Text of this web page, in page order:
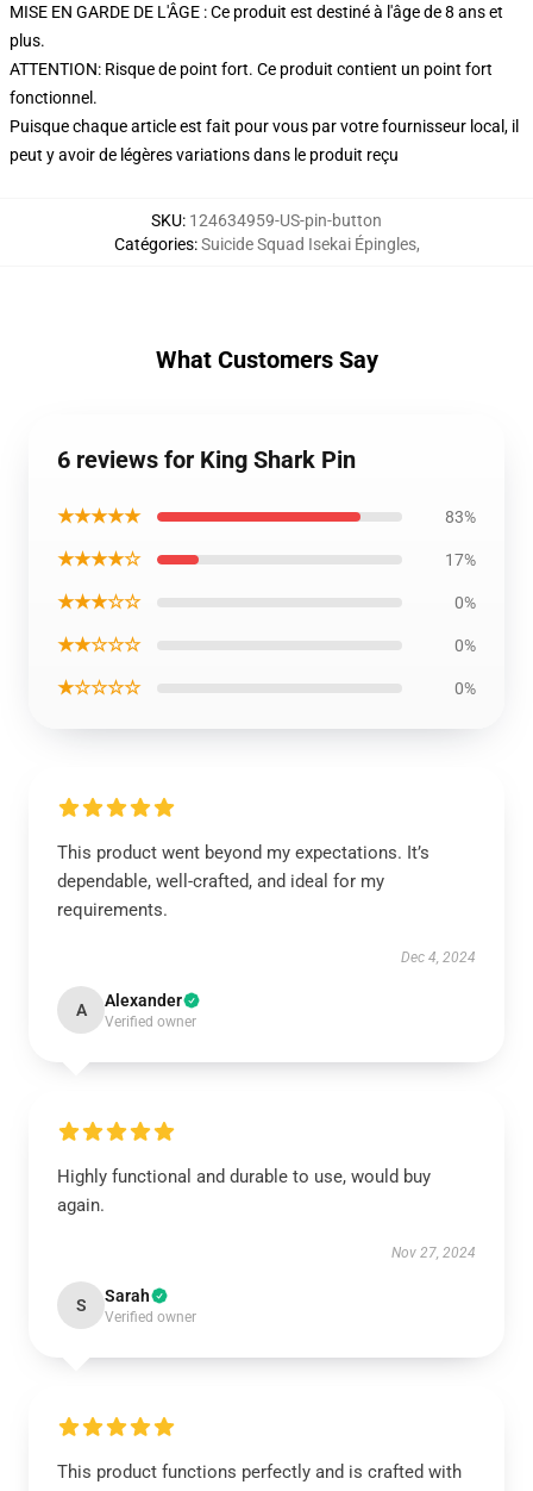
MISE EN GARDE DE L'ÂGE : Ce produit est destiné à l'âge de 8 ans et
plus.
ATTENTION: Risque de point fort. Ce produit contient un point fort
fonctionnel.
Puisque chaque article est fait pour vous par votre fournisseur local, il
peut y avoir de légères variations dans le produit reçu
SKU: 124634959-US-pin-button
Catégories:Suicide Squad Isekai Épingles,
What Customers Say
6 reviews for King Shark Pin
★★★★★ 83%
★★★★☆ 17%
★★★☆☆ 0%
★★☆☆☆ 0%
★☆☆☆☆ 0%
This product went beyond my expectations. It’s
dependable, well-crafted, and ideal for my
requirements.
Dec 4, 2024
A Alexander
Verified owner
Highly functional and durable to use, would buy
again.
Nov 27, 2024
S Sarah
Verified owner
This product functions perfectly and is crafted with